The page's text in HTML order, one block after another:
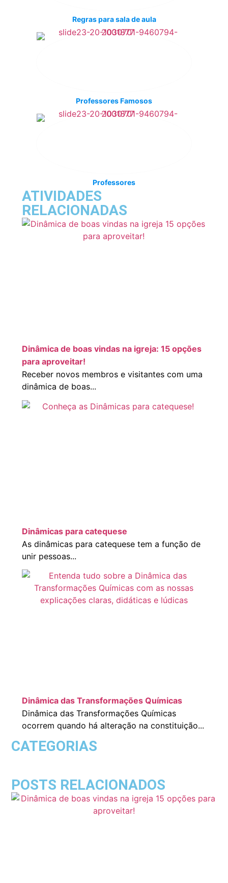
Regras para sala de aula
Professores Famosos
Professores
ATIVIDADES
RELACIONADAS
Dinâmica de boas vindas na igreja: 15 opções
para aproveitar!
Receber novos membros e visitantes com uma
dinâmica de boas...
Dinâmicas para catequese
As dinâmicas para catequese tem a função de
unir pessoas...
Dinâmica das Transformações Químicas
Dinâmica das Transformações Químicas
ocorrem quando há alteração na constituição...
CATEGORIAS
POSTS RELACIONADOS